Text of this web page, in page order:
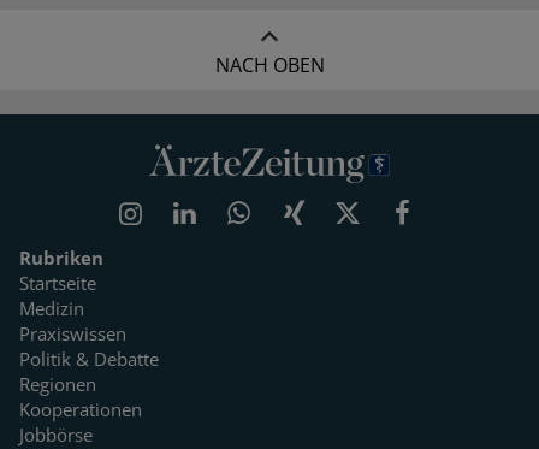
NACH OBEN
Rubriken
Startseite
Medizin
Praxiswissen
Politik & Debatte
Regionen
Kooperationen
Jobbörse